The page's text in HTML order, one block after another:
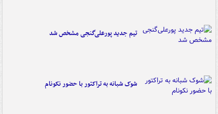
تیم جدید پورعلی‌گنجی مشخص شد
شوک شبانه به تراکتور با حضور نکونام